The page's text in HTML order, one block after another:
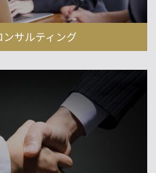
ンサルティング